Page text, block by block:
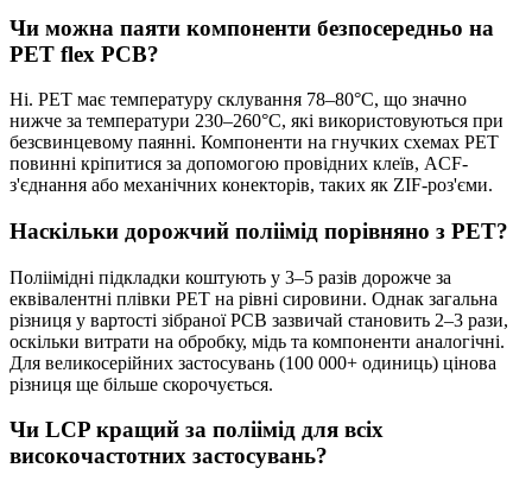
Чи можна паяти компоненти безпосередньо на
PET flex PCB?
Ні. PET має температуру склування 78–80°C, що значно
нижче за температури 230–260°C, які використовуються при
безсвинцевому паянні. Компоненти на гнучких схемах PET
повинні кріпитися за допомогою провідних клеїв, ACF-
з'єднання або механічних конекторів, таких як ZIF-роз'єми.
Наскільки дорожчий поліімід порівняно з PET?
Поліімідні підкладки коштують у 3–5 разів дорожче за
еквівалентні плівки PET на рівні сировини. Однак загальна
різниця у вартості зібраної PCB зазвичай становить 2–3 рази,
оскільки витрати на обробку, мідь та компоненти аналогічні.
Для великосерійних застосувань (100 000+ одиниць) цінова
різниця ще більше скорочується.
Чи LCP кращий за поліімід для всіх
високочастотних застосувань?